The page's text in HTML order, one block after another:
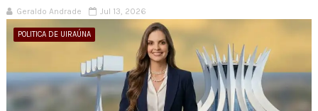
Geraldo Andrade Jul 13, 2026
POLITICA DE UIRAÚNA